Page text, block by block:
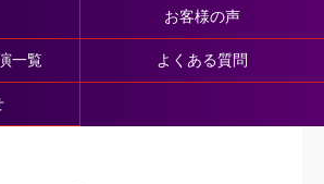
お客様の声
一覧 よくある質問